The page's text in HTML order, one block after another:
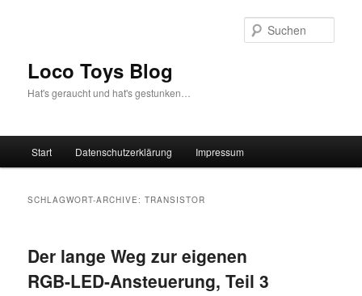
Loco Toys Blog
Hat's geraucht und hat's gestunken…
Start Datenschutzerklärung Impressum
SCHLAGWORT-ARCHIVE:TRANSISTOR
Der lange Weg zur eigenen
RGB-LED-Ansteuerung, Teil 3